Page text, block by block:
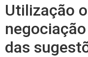
Utilização
das